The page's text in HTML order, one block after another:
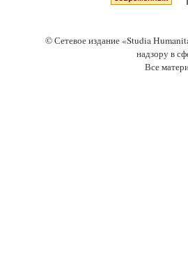
© Сетевое издание «Studia
надзору в
Все